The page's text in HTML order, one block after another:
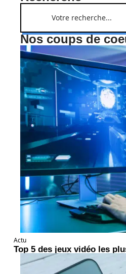
Nos coups de
Actu
Top 5 des jeux vidéo les